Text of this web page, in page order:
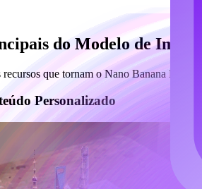
do Modelo de
que tornam o Nano Banana Pro
Personalizado